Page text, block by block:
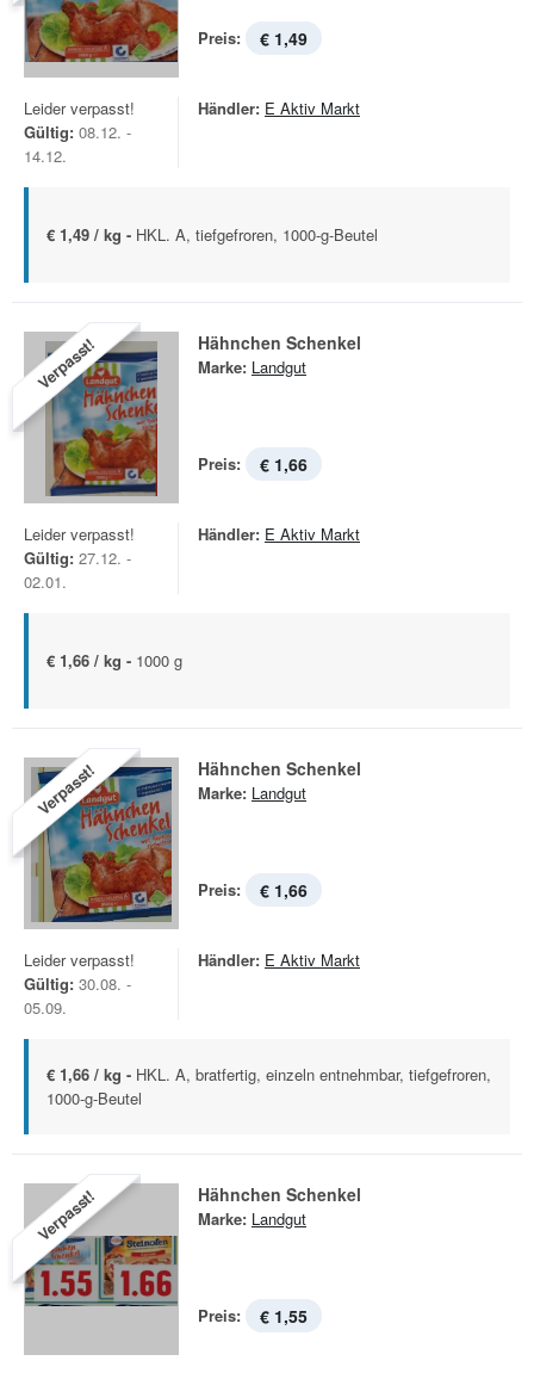
Preis: € 1,49
Leider verpasst!
Gültig: 08.12. -
14.12.
Händler: E Aktiv Markt
€ 1,49 / kg - HKL. A, tiefgefroren, 1000-g-Beutel
Verpasst! Hähnchen Schenkel
Marke: Landgut
Preis: € 1,66
Leider verpasst!
Gültig: 27.12. -
02.01.
Händler: E Aktiv Markt
€ 1,66 / kg - 1000 g
Verpasst! Hähnchen Schenkel
Marke: Landgut
Preis: € 1,66
Leider verpasst!
Gültig: 30.08. -
05.09.
Händler: E Aktiv Markt
€ 1,66 / kg - HKL. A, bratfertig, einzeln entnehmbar, tiefgefroren,
1000-g-Beutel
Verpasst! Hähnchen Schenkel
Marke: Landgut
Preis: € 1,55